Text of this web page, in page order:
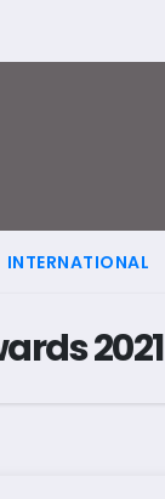
INTERNATIONAL
2021